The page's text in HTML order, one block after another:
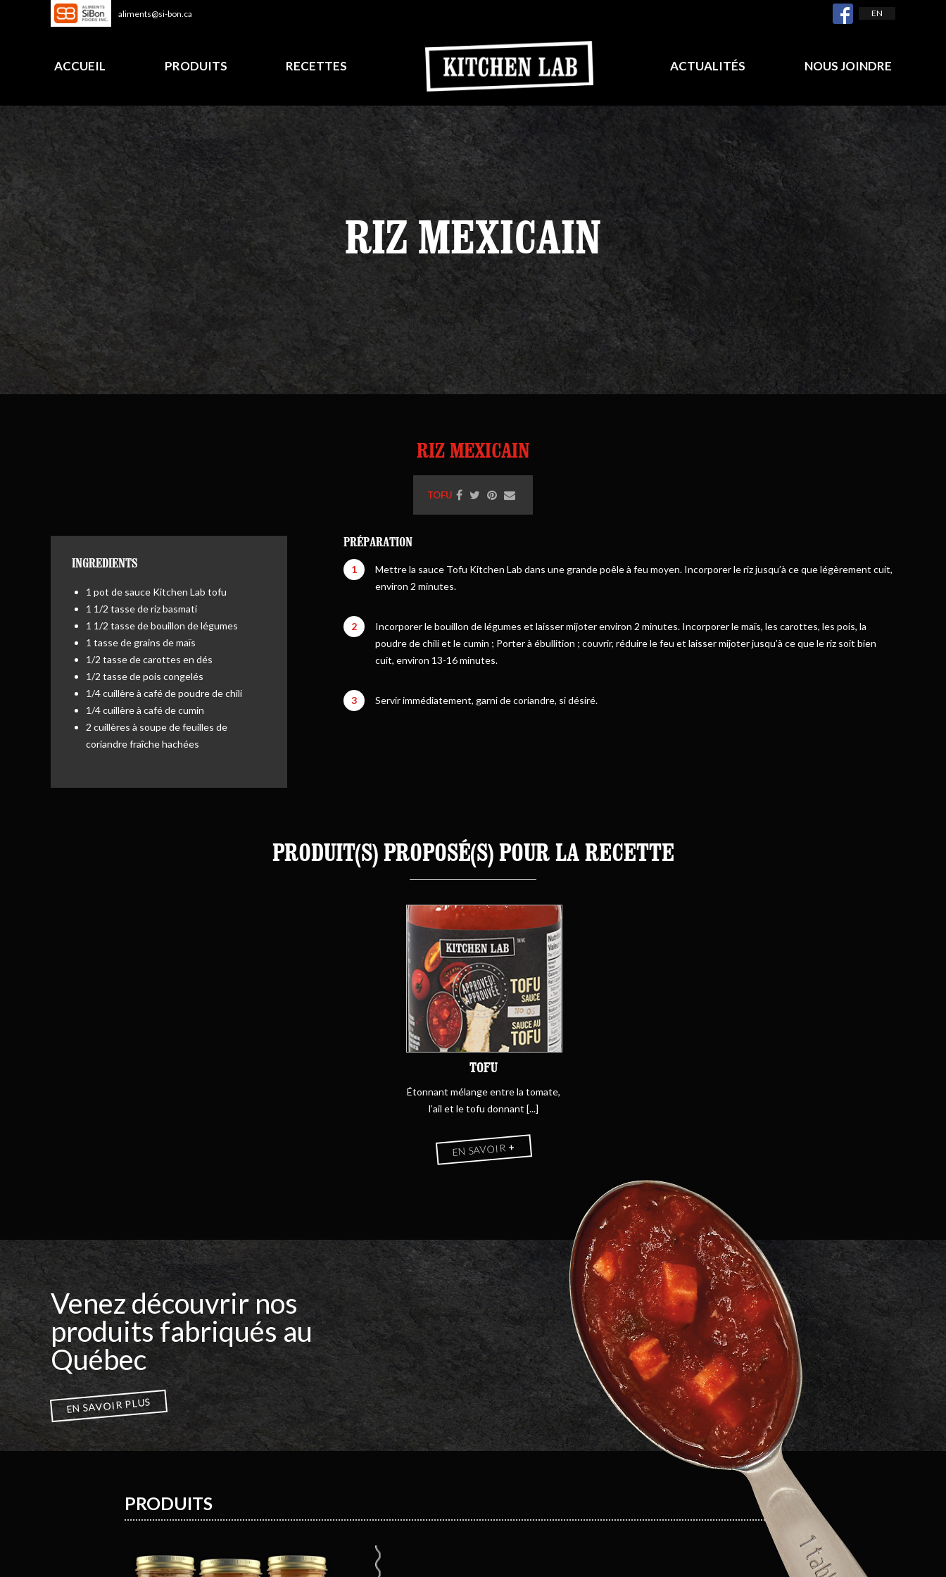
aliments@si-bon.ca EN
ACCUEIL PRODUITS RECETTES ACTUALITÉS NOUS JOINDRE
RIZ MEXICAIN
RIZ MEXICAIN
TOFU
INGREDIENTS
1 pot de sauce Kitchen Lab tofu
1 1/2 tasse de riz basmati
1 1/2 tasse de bouillon de légumes
1 tasse de grains de maïs
1/2 tasse de carottes en dés
1/2 tasse de pois congelés
1/4 cuillère à café de poudre de chili
1/4 cuillère à café de cumin
2 cuillères à soupe de feuilles de
coriandre fraîche hachées
PRÉPARATION
1
Mettre la sauce Tofu Kitchen Lab dans une grande poêle à feu moyen. Incorporer le riz jusqu’à ce que légèrement cuit,
environ 2 minutes.
2
Incorporer le bouillon de légumes et laisser mijoter environ 2 minutes. Incorporer le maïs, les carottes, les pois, la
poudre de chili et le cumin ; Porter à ébullition ; couvrir, réduire le feu et laisser mijoter jusqu’à ce que le riz soit bien
cuit, environ 13-16 minutes.
3 Servir immédiatement, garni de coriandre, si désiré.
PRODUIT(S) PROPOSÉ(S) POUR LA RECETTE
TOFU
Étonnant mélange entre la tomate,
l’ail et le tofu donnant [...]
EN SAVOIR+
Venez découvrir nos
produits fabriqués au
Québec
EN SAVOIR PLUS
PRODUITS